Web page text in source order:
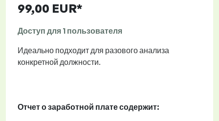
99,00 EUR*
Доступ для 1 пользователя
Идеально подходит для разового анализа
конкретной должности.
Отчет о заработной плате содержит: